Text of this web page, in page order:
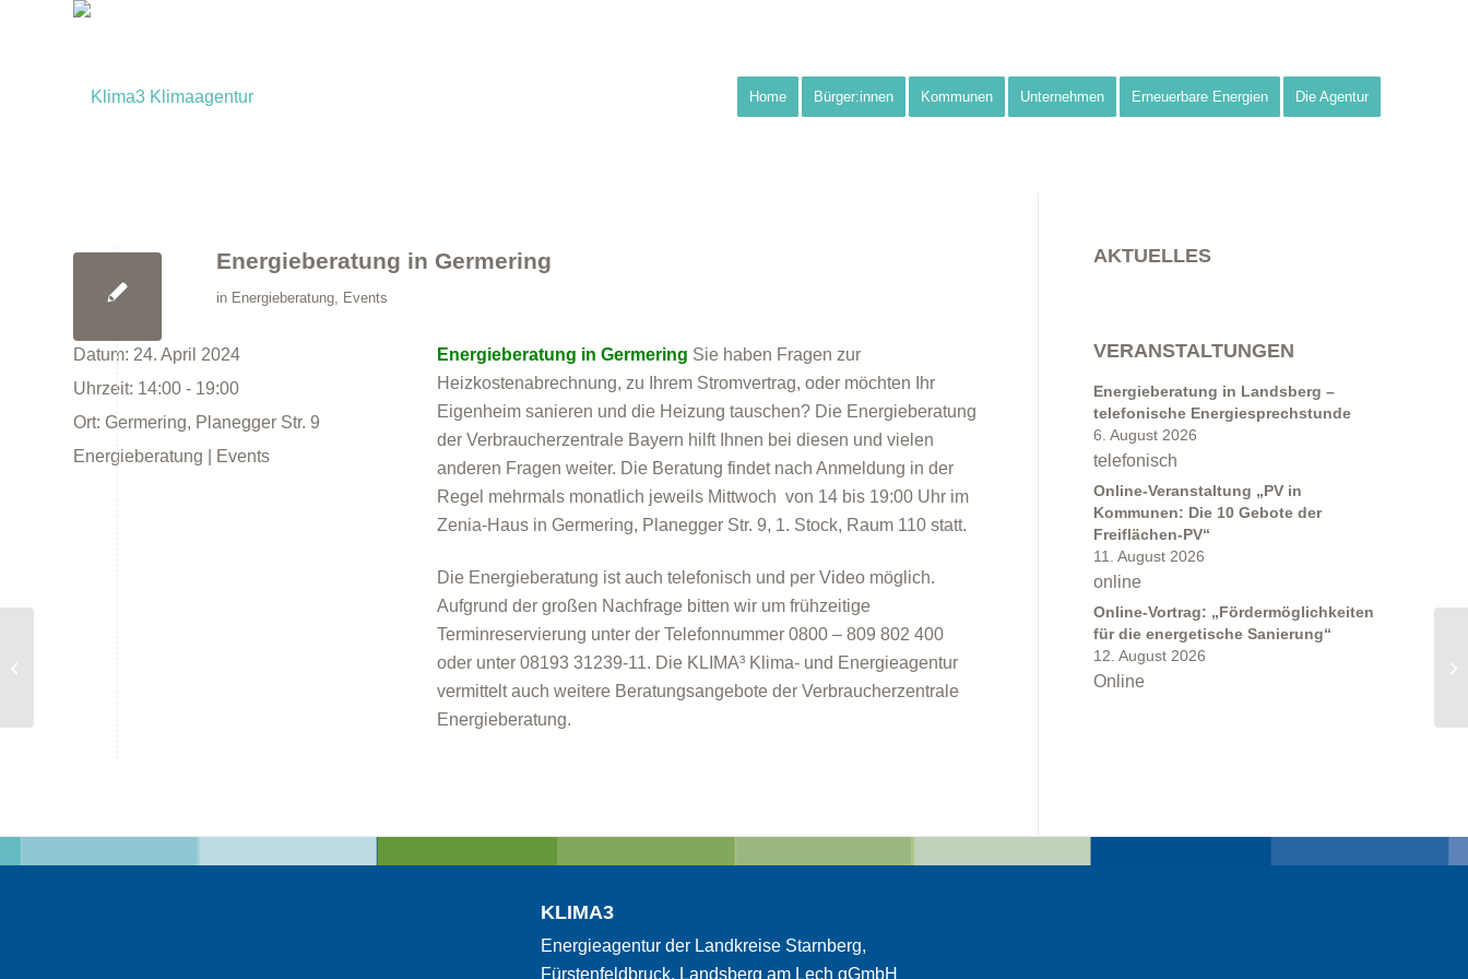
Home Bürger:innen Kommunen Unternehmen Erneuerbare Energien Die Agentur
Energieberatung in Germering
in Energieberatung, Events
Datum: 24. April 2024
Uhrzeit: 14:00 - 19:00
Ort: Germering, Planegger Str. 9
Energieberatung | Events
Energieberatung in Germering Sie haben Fragen zur
Heizkostenabrechnung, zu Ihrem Stromvertrag, oder möchten Ihr
Eigenheim sanieren und die Heizung tauschen? Die Energieberatung
der Verbraucherzentrale Bayern hilft Ihnen bei diesen und vielen
anderen Fragen weiter. Die Beratung findet nach Anmeldung in der
Regel mehrmals monatlich jeweils Mittwoch von 14 bis 19:00 Uhr im
Zenia-Haus in Germering, Planegger Str. 9, 1. Stock, Raum 110 statt.
Die Energieberatung ist auch telefonisch und per Video möglich.
Aufgrund der großen Nachfrage bitten wir um frühzeitige
Terminreservierung unter der Telefonnummer 0800 – 809 802 400
oder unter 08193 31239-11. Die KLIMA³ Klima- und Energieagentur
vermittelt auch weitere Beratungsangebote der Verbraucherzentrale
Energieberatung.
AKTUELLES
VERANSTALTUNGEN
Energieberatung in Landsberg –
telefonische Energiesprechstunde
6. August 2026
telefonisch
Online-Veranstaltung „PV in
Kommunen: Die 10 Gebote der
Freiflächen-PV“
11. August 2026
online
Online-Vortrag: „Fördermöglichkeiten
für die energetische Sanierung“
12. August 2026
Online
KLIMA3
Energieagentur der Landkreise Starnberg,
Fürstenfeldbruck, Landsberg am Lech gGmbH